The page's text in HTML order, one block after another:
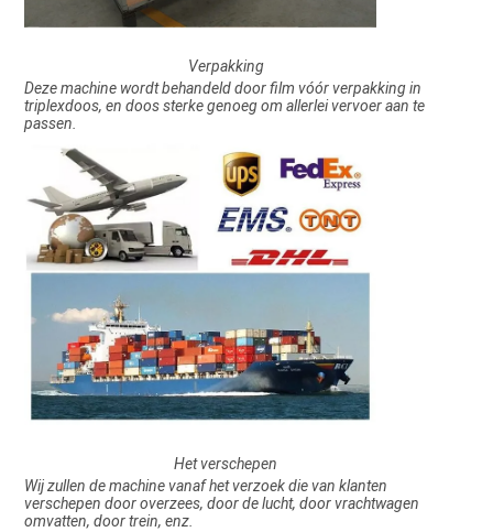
Verpakking
Deze machine wordt behandeld door film vóór verpakking in
triplexdoos, en doos sterke genoeg om allerlei vervoer aan te
passen.
Het verschepen
Wij zullen de machine vanaf het verzoek die van klanten
verschepen door overzees, door de lucht, door vrachtwagen
omvatten, door trein, enz.